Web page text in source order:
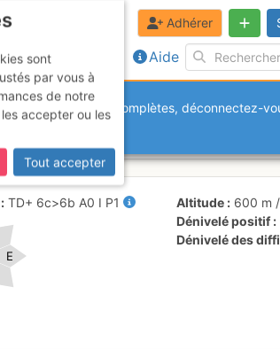
Aide
Adhérer
manquantes ou incomplètes, déconnectez-
TD+ 6c>6b A0 I P1
E
Altitude 600 m /
Dénivelé positif
Dénivelé des
sont
par vous à
de notre
accepter ou les
Tout accepter